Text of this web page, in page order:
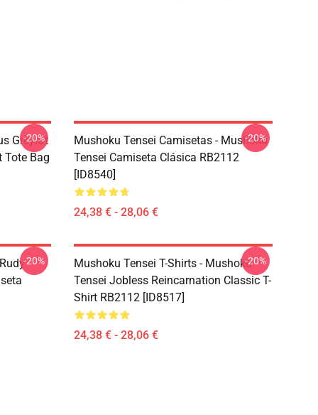
Greyrat
Tote Bag
-20%
Mushoku Tensei Camisetas - Mushoku
Tensei Camiseta Clásica RB2112
[ID8540]
24,38 € - 28,06 €
-20%
-20%
Mushoku Tensei T-Shirts - Mushoku
Tensei Jobless Reincarnation Classic T-
Shirt RB2112 [ID8517]
24,38 € - 28,06 €
-20%